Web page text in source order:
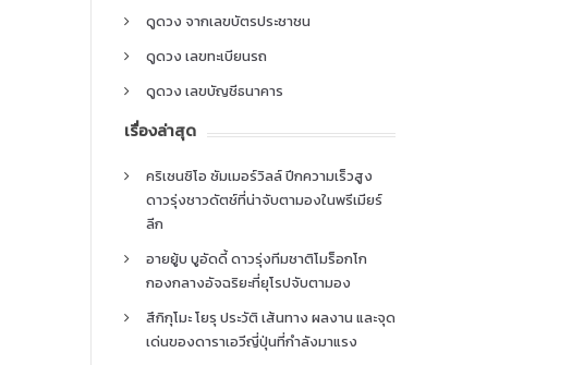
ดูดวง จากเลขบัตรประชาชน
ดูดวง เลขทะเบียนรถ
ดูดวง เลขบัญชีธนาคาร
เรื่องล่าสุด
คริเซนซิโอ ซัมเมอร์วิลล์ ปีกความเร็วสูง
ดาวรุ่งชาวดัตช์ที่น่าจับตามองในพรีเมียร์
ลีก
อายยู้บ บูอัดดี้ ดาวรุ่งทีมชาติโมร็อกโก
กองกลางอัจฉริยะที่ยุโรปจับตามอง
สึกิกุโมะ โยรุ ประวัติ เส้นทาง ผลงาน และจุด
เด่นของดาราเอวีญี่ปุ่นที่กำลังมาแรง